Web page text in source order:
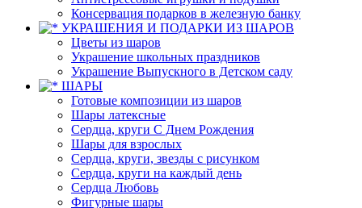
Консервация подарков в железную банку
УКРАШЕНИЯ И ПОДАРКИ ИЗ ШАРОВ
Цветы из шаров
Украшение школьных праздников
Украшение Выпускного в Детском саду
ШАРЫ
Готовые композиции из шаров
Шары латексные
Сердца, круги С Днем Рождения
Шары для взрослых
Сердца, круги, звезды с рисунком
Сердца, круги на каждый день
Сердца Любовь
Фигурные шары